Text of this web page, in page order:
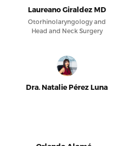
Laureano Giraldez MD
Otorhinolaryngology and
Head and Neck Surgery
Dra. Natalie Pérez Luna